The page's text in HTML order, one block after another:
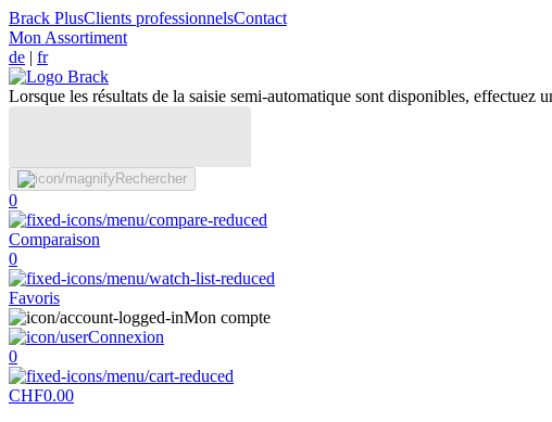
Brack PlusClients professionnelsContact
Mon Assortiment
de | fr
Lorsque les résultats de la saisie semi-automatique sont disponibles,
Rechercher
0
Comparaison
0
Favoris
Mon compte
Connexion
0
CHF0.00